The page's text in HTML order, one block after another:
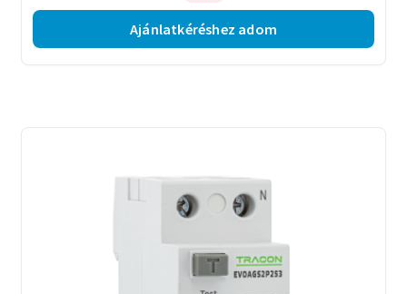
Ajánlatkéréshez adom